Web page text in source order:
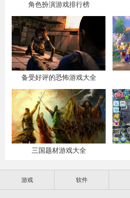
角色扮演游戏排行榜
备受好评的恐怖游戏大全
三国题材游戏大全
游戏 软件